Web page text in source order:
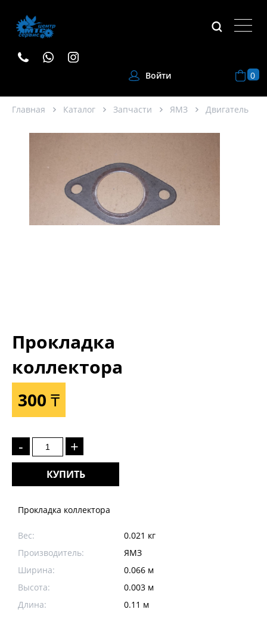
Войти 0
Главная Каталог Запчасти ЯМЗ Двигатель
Прокладка
коллектора
300 ₸
- +
КУПИТЬ
Прокладка коллектора
Вес:
0.021 кг
Производитель:
ЯМЗ
Ширина:
0.066 м
Высота:
0.003 м
Длина:
0.11 м